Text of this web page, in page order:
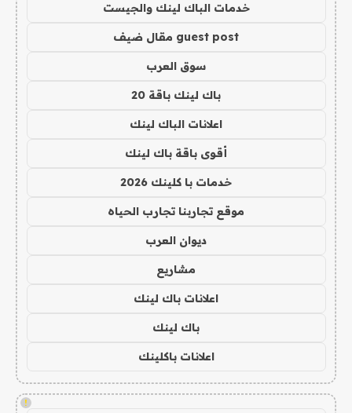
خدمات الباك لينك والجيست
guest post مقال ضيف
سوق العرب
باك لينك باقة 20
اعلانات الباك لينك
أقوى باقة باك لينك
خدمات با كلينك 2026
موقع تجاربنا تجارب الحياه
ديوان العرب
مشاريع
اعلانات باك لينك
باك لينك
اعلانات باكلينك
!